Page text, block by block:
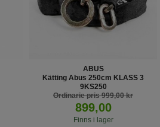
ABUS
Kätting Abus 250cm KLASS 3
9KS250
Ordinarie pris 999,00 kr
899,00
Finns i lager